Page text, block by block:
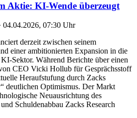
Aktie: KI-Wende überzeugt
04.04.2026, 07:30 Uhr
derzeit zwischen seinem
einer ambitionierten Expansion in die
Sektor. Während Berichte über einen
CEO Vicki Hollub für Gesprächsstoff
Heraufstufung durch Zacks
deutlichen Optimismus. Der Markt
Neuausrichtung des
Schuldenabbau Zacks Research